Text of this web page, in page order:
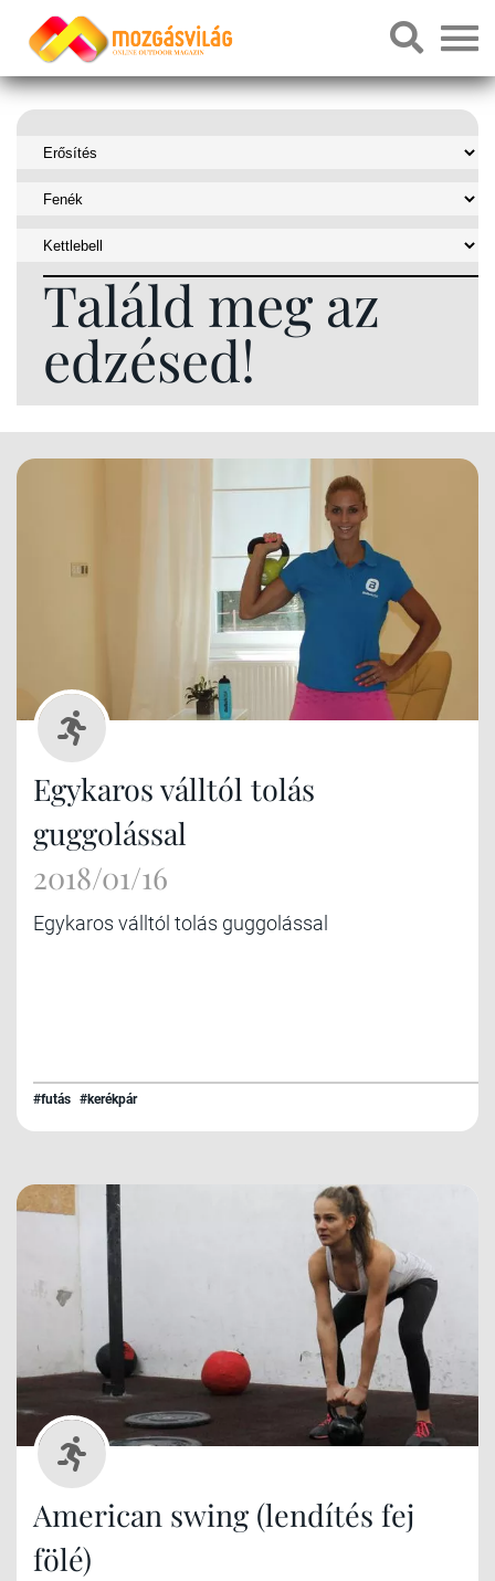
Találd meg az
edzésed!
Egykaros válltól tolás
guggolással
2018/01/16
Egykaros válltól tolás guggolással
#futás #kerékpár
American swing (lendítés fej
fölé)